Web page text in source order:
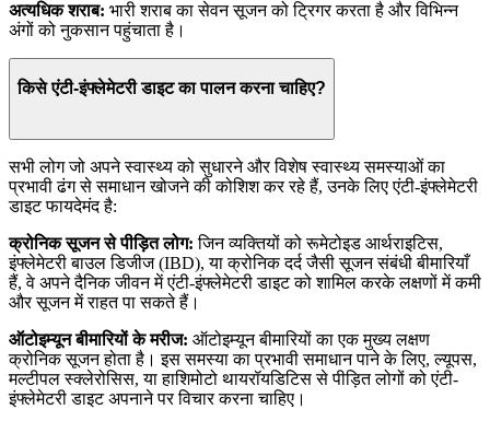
अत्यधिक शराब: भारी शराब का सेवन सूजन को ट्रिगर करता है और विभिन्न
अंगों को नुकसान पहुंचाता है।
किसे एंटी-इंफ्लेमेटरी डाइट का पालन करना चाहिए?
सभी लोग जो अपने स्वास्थ्य को सुधारने और विशेष स्वास्थ्य समस्याओं का
प्रभावी ढंग से समाधान खोजने की कोशिश कर रहे हैं, उनके लिए एंटी-इंफ्लेमेटरी
डाइट फायदेमंद है:
क्रोनिक सूजन से पीड़ित लोग: जिन व्यक्तियों को रूमेटोइड आर्थराइटिस,
इंफ्लेमेटरी बाउल डिजीज (IBD), या क्रोनिक दर्द जैसी सूजन संबंधी बीमारियाँ
हैं, वे अपने दैनिक जीवन में एंटी-इंफ्लेमेटरी डाइट को शामिल करके लक्षणों में कमी
और सूजन में राहत पा सकते हैं।
ऑटोइम्यून बीमारियों के मरीज: ऑटोइम्यून बीमारियों का एक मुख्य लक्षण
क्रोनिक सूजन होता है। इस समस्या का प्रभावी समाधान पाने के लिए, ल्यूपस,
मल्टीपल स्क्लेरोसिस, या हाशिमोटो थायरॉयडिटिस से पीड़ित लोगों को एंटी-
इंफ्लेमेटरी डाइट अपनाने पर विचार करना चाहिए।